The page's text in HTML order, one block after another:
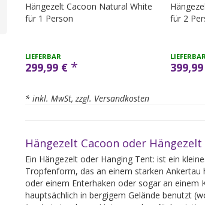
Hängezelt Cacoon Natural White
für 1 Person
LIEFERBAR
299,99 € *
für 2
LIEFERBAR
* inkl. MwSt, zzgl. Versandkosten
Hängezelt Cacoon oder Hängezelt
Ein Hängezelt oder Hanging Tent: ist ein
Tropfenform, das an einem starken
oder einem Enterhaken oder sogar an einem
hauptsächlich in bergigem Gelände benutzt